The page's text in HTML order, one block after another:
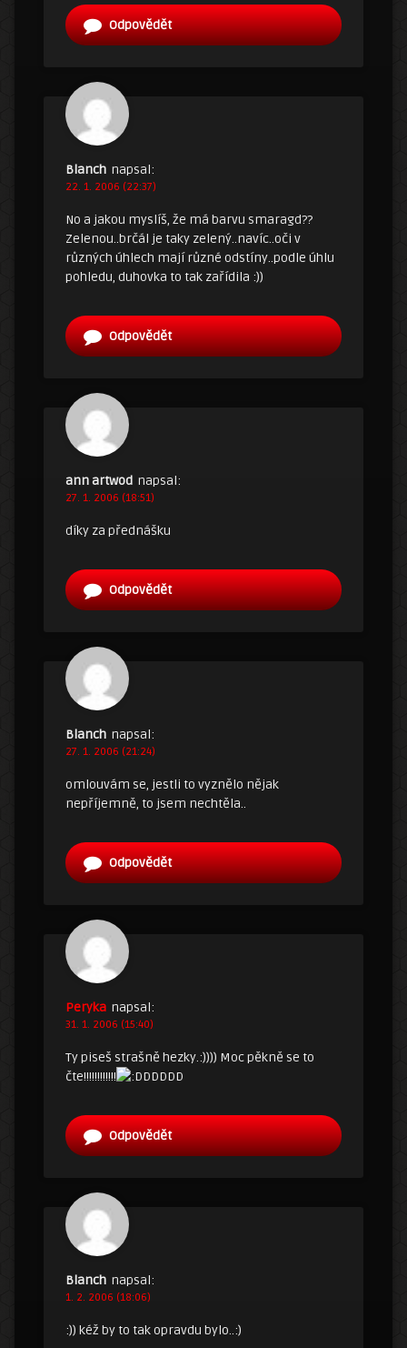
Odpovědět
Blanch napsal:
22. 1. 2006 (22:37)
No a jakou myslíš, že má barvu smaragd??
Zelenou..brčál je taky zelený..navíc..oči v
různých úhlech mají různé odstíny..podle úhlu
pohledu, duhovka to tak zařídila :))
Odpovědět
ann artwod napsal:
27. 1. 2006 (18:51)
díky za přednášku
Odpovědět
Blanch napsal:
27. 1. 2006 (21:24)
omlouvám se, jestli to vyznělo nějak
nepříjemně, to jsem nechtěla..
Odpovědět
Peryka napsal:
31. 1. 2006 (15:40)
Ty piseš strašně hezky.:)))) Moc pěkně se to
čte!!!!!!!!!!!!
DDDDD
Odpovědět
Blanch napsal:
1. 2. 2006 (18:06)
:)) kéž by to tak opravdu bylo..:)